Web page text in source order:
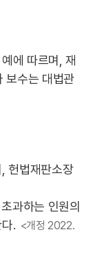
에 따르며, 재
보수는 대법관
헌법재판소장
과하는 인원의
. <개정 2022.